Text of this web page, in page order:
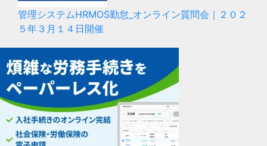
管理システムHRMOS勤怠_オンライン質問会｜２０２
５年３月１４日開催